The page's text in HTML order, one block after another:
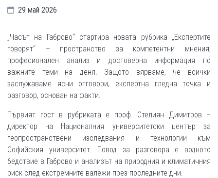
29 май 2026
„Часът на Габрово“ стартира новата рубрика „Експертите
говорят“ – пространство за компетентни мнения,
професионален анализ и достоверна информация по
важните теми на деня. Защото вярваме, че всички
заслужаваме ясни отговори, експертна гледна точка и
разговор, основан на факти.
Първият гост в рубриката е проф. Стелиян Димитров –
директор на Националния университетски център за
геопространствени изследвания и технологии към
Софийския университет. Повод за разговора е водното
бедствие в Габрово и анализът на природния и климатичния
риск след екстремните валежи през последните дни.